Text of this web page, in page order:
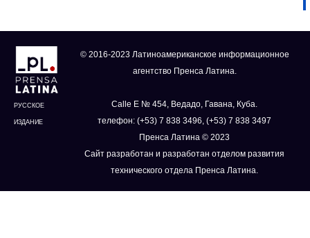
РУССКОЕ
ИЗДАНИЕ
© 2016-2023 Латиноамериканское информационное
агентство Пренса Латина.
Calle E № 454, Ведадо, Гавана, Куба.
телефон: (+53) 7 838 3496, (+53) 7 838 3497
Пренса Латина © 2023
Сайт разработан и разработан отделом развития
технического отдела Пренса Латина.